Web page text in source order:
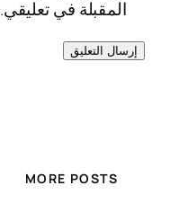
المقبلة في تعليقي.
MORE POSTS